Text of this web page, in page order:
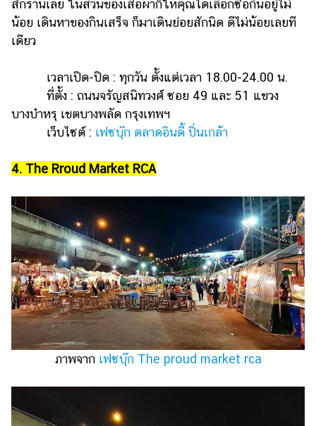
สักร้านเลย ในส่วนของเสื้อผ้าก็ให้คุณได้เลือกซื้อกันอยู่ไม่
น้อย เดินหาของกินเสร็จ ก็มาเดินย่อยสักนิด ดีไม่น้อยเลยที
เดียว
เวลาเปิด-ปิด : ทุกวัน ตั้งแต่เวลา 18.00-24.00 น.
ที่ตั้ง : ถนนจรัญสนิทวงศ์ ซอย 49 และ 51 แขวง
บางบำหรุ เขตบางพลัด กรุงเทพฯ
เว็บไซต์ : เฟซบุ๊ก ตลาดอินดี้ ปิ่นเกล้า
4. The Rroud Market RCA
ภาพจาก เฟซบุ๊ก The proud market rca